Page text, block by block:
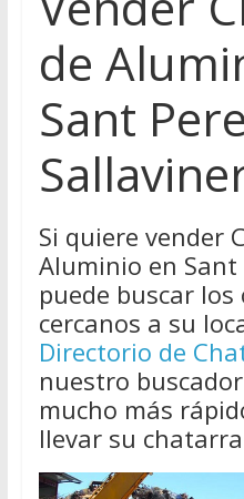
de
Sant Pere
Si quiere vender
Aluminio en Sant
puede buscar
cercanos a su
Directorio de
nuestro
mucho más
llevar su